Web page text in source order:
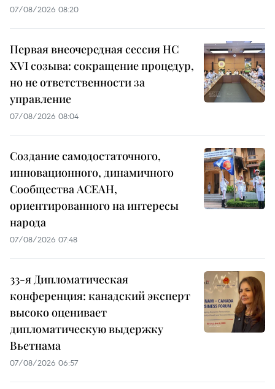
07/08/2026 08:20
Первая внеочередная сессия НС
XVI созыва: сокращение процедур,
но не ответственности за
управление
07/08/2026 08:04
Создание самодостаточного,
инновационного, динамичного
Сообщества АСЕАН,
ориентированного на интересы
народа
07/08/2026 07:48
33-я Дипломатическая
конференция: канадский эксперт
высоко оценивает
дипломатическую выдержку
Вьетнама
07/08/2026 06:57